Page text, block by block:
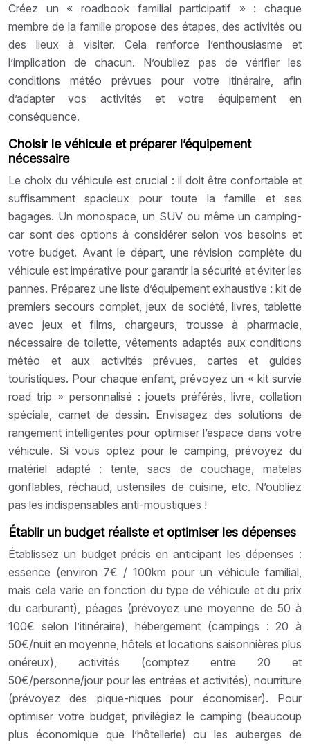
Créez un « roadbook familial participatif » : chaque
membre de la famille propose des étapes, des activités ou
des lieux à visiter. Cela renforce l’enthousiasme et
l’implication de chacun. N’oubliez pas de vérifier les
conditions météo prévues pour votre itinéraire, afin
d’adapter vos activités et votre équipement en
conséquence.
Choisir le véhicule et préparer l’équipement
nécessaire
Le choix du véhicule est crucial : il doit être confortable et
suffisamment spacieux pour toute la famille et ses
bagages. Un monospace, un SUV ou même un camping-
car sont des options à considérer selon vos besoins et
votre budget. Avant le départ, une révision complète du
véhicule est impérative pour garantir la sécurité et éviter les
pannes. Préparez une liste d’équipement exhaustive : kit de
premiers secours complet, jeux de société, livres, tablette
avec jeux et films, chargeurs, trousse à pharmacie,
nécessaire de toilette, vêtements adaptés aux conditions
météo et aux activités prévues, cartes et guides
touristiques. Pour chaque enfant, prévoyez un « kit survie
road trip » personnalisé : jouets préférés, livre, collation
spéciale, carnet de dessin. Envisagez des solutions de
rangement intelligentes pour optimiser l’espace dans votre
véhicule. Si vous optez pour le camping, prévoyez du
matériel adapté : tente, sacs de couchage, matelas
gonflables, réchaud, ustensiles de cuisine, etc. N’oubliez
pas les indispensables anti-moustiques !
Établir un budget réaliste et optimiser les dépenses
Établissez un budget précis en anticipant les dépenses :
essence (environ 7€ / 100km pour un véhicule familial,
mais cela varie en fonction du type de véhicule et du prix
du carburant), péages (prévoyez une moyenne de 50 à
100€ selon l’itinéraire), hébergement (campings : 20 à
50€/nuit en moyenne, hôtels et locations saisonnières plus
onéreux), activités (comptez entre 20 et
50€/personne/jour pour les entrées et activités), nourriture
(prévoyez des pique-niques pour économiser). Pour
optimiser votre budget, privilégiez le camping (beaucoup
plus économique que l’hôtellerie) ou les auberges de